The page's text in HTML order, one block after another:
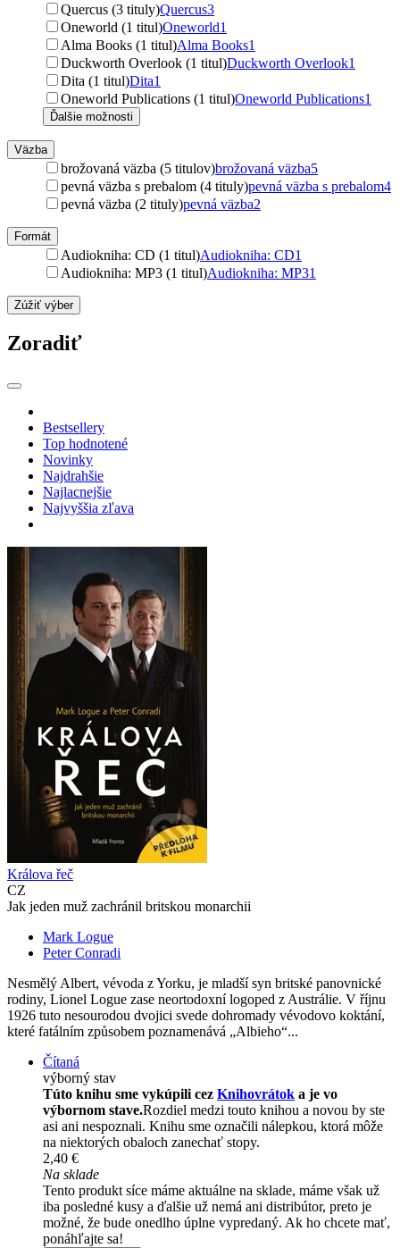
Quercus (3 tituly)Quercus3
Oneworld (1 titul)Oneworld1
Alma Books (1 titul)Alma Books1
Duckworth Overlook (1 titul)Duckworth Overlook1
Dita (1 titul)Dita1
Oneworld Publications (1 titul)Oneworld Publications1
Ďalšie možnosti
Väzba
brožovaná väzba (5 titulov)brožovaná väzba5
pevná väzba s prebalom (4 tituly)pevná väzba s prebalom4
pevná väzba (2 tituly)pevná väzba2
Formát
Audiokniha: CD (1 titul)Audiokniha: CD1
Audiokniha: MP3 (1 titul)Audiokniha: MP31
Zúžiť výber
Zoradiť
Bestsellery
Top hodnotené
Novinky
Najdrahšie
Najlacnejšie
Najvyššia zľava
Králova řeč
CZ
Jak jeden muž zachránil britskou monarchii
Mark Logue
Peter Conradi
Nesmělý Albert, vévoda z Yorku, je mladší syn britské panovnické
rodiny, Lionel Logue zase neortodoxní logoped z Austrálie. V říjnu
1926 tuto nesourodou dvojici svede dohromady vévodovo koktání,
které fatálním způsobem poznamenává „Albieho“...
Čítaná
výborný stav
Túto knihu sme vykúpili cez Knihovrátok a je vo
výbornom stave.Rozdiel medzi touto knihou a novou by ste
asi ani nespoznali. Knihu sme označili nálepkou, ktorá môže
na niektorých obaloch zanechať stopy.
2,40 €
Na sklade
Tento produkt síce máme aktuálne na sklade, máme však už
iba posledné kusy a ďalšie už nemá ani distribútor, preto je
možné, že bude onedlho úplne vypredaný. Ak ho chcete mať,
ponáhľajte sa!